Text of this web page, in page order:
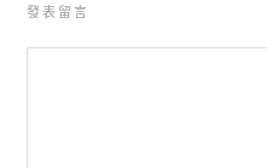
發表留言